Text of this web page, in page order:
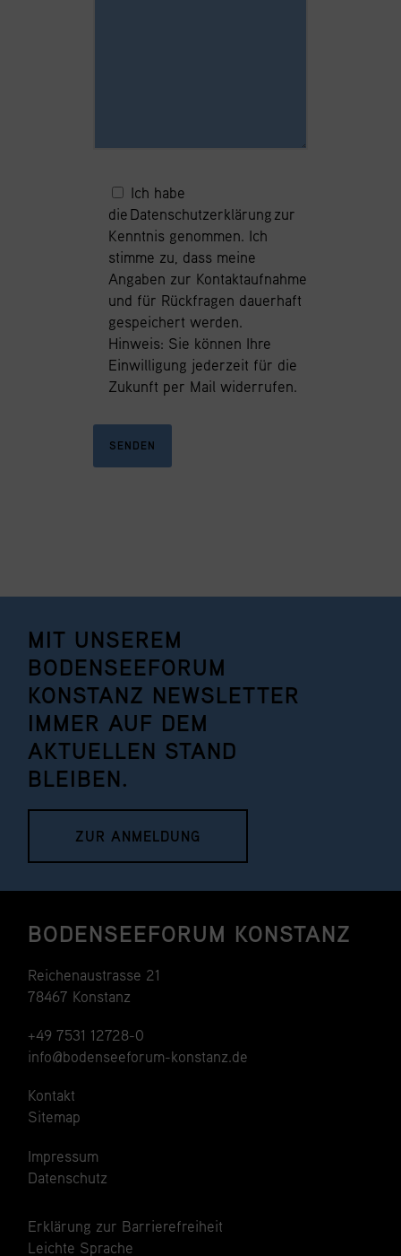
Ich habe
dieDatenschutzerklärungzur
Kenntnis genommen. Ich
stimme zu, dass meine
Angaben zur Kontaktaufnahme
und für Rückfragen dauerhaft
gespeichert werden.
Hinweis: Sie können Ihre
Einwilligung jederzeit für die
Zukunft per Mail widerrufen.
MIT UNSEREM
BODENSEEFORUM
KONSTANZ NEWSLETTER
IMMER AUF DEM
AKTUELLEN STAND
BLEIBEN.
ZUR ANMELDUNG
BODENSEEFORUM KONSTANZ
Reichenaustrasse 21
78467 Konstanz
+49 7531 12728-0
info@bodenseeforum-konstanz.de
Kontakt
Sitemap
Impressum
Datenschutz
Erklärung zur Barrierefreiheit
Leichte Sprache